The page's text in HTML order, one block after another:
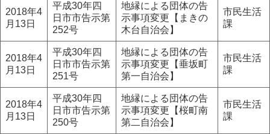
2018年4
月13日
平成30年四
日市市告示第
252号
地縁による団体の告
示事項変更【まきの
木台自治会】
市民生活
課
2018年4
月13日
平成30年四
日市市告示第
251号
地縁による団体の告
示事項変更【垂坂町
第一自治会】
市民生活
課
2018年4
月13日
平成30年四
日市市告示第
250号
地縁による団体の告
示事項変更【桜町南
第二自治会】
市民生活
課